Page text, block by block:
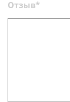
Отзыв*